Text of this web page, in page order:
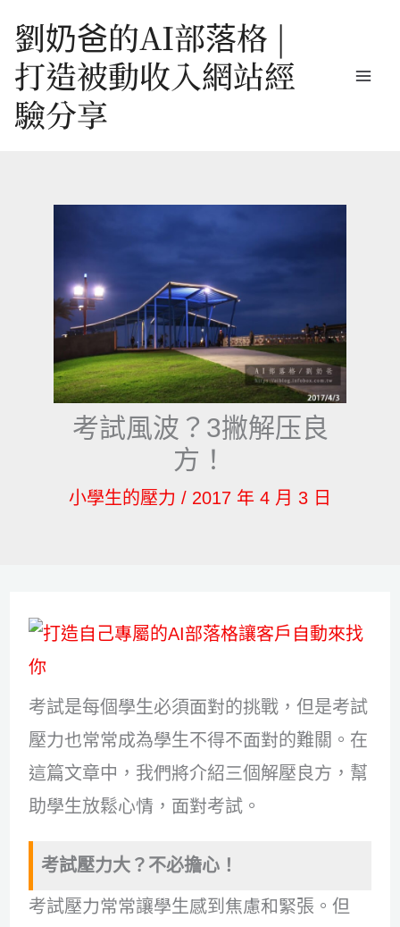
至
主
要
劉奶爸的AI部落格 |
打造被動收入網站經
驗分享
考試風波？3撇解压良
方！
小學生的壓力 / 2017 年 4 月 3 日
考試是每個學生必須面對的挑戰，但是考試
壓力也常常成為學生不得不面對的難關。在
這篇文章中，我們將介紹三個解壓良方，幫
助學生放鬆心情，面對考試。
考試壓力大？不必擔心！
考試壓力常常讓學生感到焦慮和緊張。但